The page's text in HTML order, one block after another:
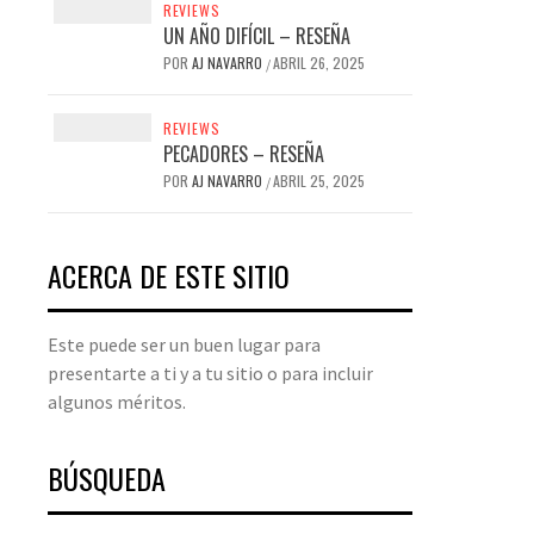
REVIEWS
UN AÑO DIFÍCIL – RESEÑA
POR AJ NAVARRO /ABRIL 26, 2025
REVIEWS
PECADORES – RESEÑA
POR AJ NAVARRO /ABRIL 25, 2025
ACERCA DE ESTE SITIO
Este puede ser un buen lugar para
presentarte a ti y a tu sitio o para incluir
algunos méritos.
BÚSQUEDA